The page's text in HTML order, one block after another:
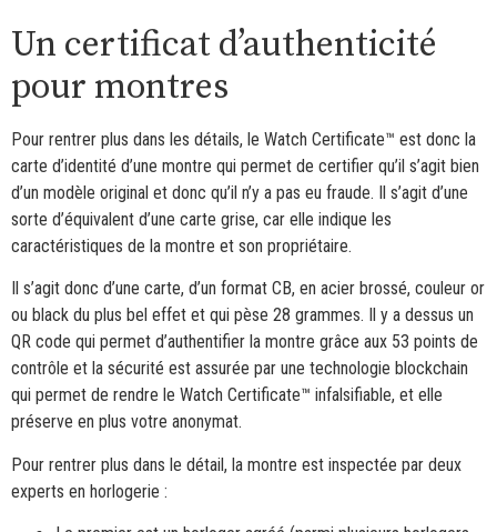
Un certificat d’authenticité
pour montres
Pour rentrer plus dans les détails, le Watch Certificate™ est donc la
carte d’identité d’une montre qui permet de certifier qu’il s’agit bien
d’un modèle original et donc qu’il n’y a pas eu fraude. Il s’agit d’une
sorte d’équivalent d’une carte grise, car elle indique les
caractéristiques de la montre et son propriétaire.
Il s’agit donc d’une carte, d’un format CB, en acier brossé, couleur or
ou black du plus bel effet et qui pèse 28 grammes. Il y a dessus un
QR code qui permet d’authentifier la montre grâce aux 53 points de
contrôle et la sécurité est assurée par une technologie blockchain
qui permet de rendre le Watch Certificate™ infalsifiable, et elle
préserve en plus votre anonymat.
Pour rentrer plus dans le détail, la montre est inspectée par deux
experts en horlogerie :